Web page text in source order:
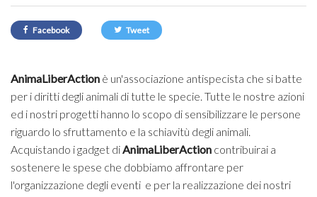
Facebook Tweet
AnimaLiberAction è un'associazione antispecista che si batte
per i diritti degli animali di tutte le specie. Tutte le nostre azioni
ed i nostri progetti hanno lo scopo di sensibilizzare le persone
riguardo lo sfruttamento e la schiavitù degli animali.
Acquistando i gadget diAnimaLiberAction contribuirai a
sostenere le spese che dobbiamo affrontare per
l'organizzazione degli eventi e per la realizzazione dei nostri